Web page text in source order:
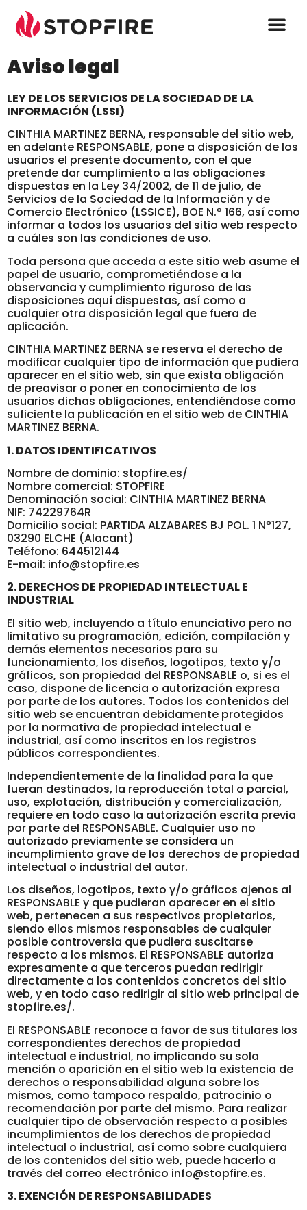
Aviso legal
LEY DE LOS SERVICIOS DE LA SOCIEDAD DE LA
INFORMACIÓN (LSSI)
CINTHIA MARTINEZ BERNA, responsable del sitio web,
en adelante RESPONSABLE, pone a disposición de los
usuarios el presente documento, con el que
pretende dar cumplimiento a las obligaciones
dispuestas en la Ley 34/2002, de 11 de julio, de
Servicios de la Sociedad de la Información y de
Comercio Electrónico (LSSICE), BOE N.º 166, así como
informar a todos los usuarios del sitio web respecto
a cuáles son las condiciones de uso.
Toda persona que acceda a este sitio web asume el
papel de usuario, comprometiéndose a la
observancia y cumplimiento riguroso de las
disposiciones aquí dispuestas, así como a
cualquier otra disposición legal que fuera de
aplicación.
CINTHIA MARTINEZ BERNA se reserva el derecho de
modificar cualquier tipo de información que pudiera
aparecer en el sitio web, sin que exista obligación
de preavisar o poner en conocimiento de los
usuarios dichas obligaciones, entendiéndose como
suficiente la publicación en el sitio web de CINTHIA
MARTINEZ BERNA.
1. DATOS IDENTIFICATIVOS
Nombre de dominio: stopfire.es/
Nombre comercial: STOPFIRE
Denominación social: CINTHIA MARTINEZ BERNA
NIF: 74229764R
Domicilio social: PARTIDA ALZABARES BJ POL. 1 Nº127,
03290 ELCHE (Alacant)
Teléfono: 644512144
E-mail: info@stopfire.es
2. DERECHOS DE PROPIEDAD INTELECTUAL E
INDUSTRIAL
El sitio web, incluyendo a título enunciativo pero no
limitativo su programación, edición, compilación y
demás elementos necesarios para su
funcionamiento, los diseños, logotipos, texto y/o
gráficos, son propiedad del RESPONSABLE o, si es el
caso, dispone de licencia o autorización expresa
por parte de los autores. Todos los contenidos del
sitio web se encuentran debidamente protegidos
por la normativa de propiedad intelectual e
industrial, así como inscritos en los registros
públicos correspondientes.
Independientemente de la finalidad para la que
fueran destinados, la reproducción total o parcial,
uso, explotación, distribución y comercialización,
requiere en todo caso la autorización escrita previa
por parte del RESPONSABLE. Cualquier uso no
autorizado previamente se considera un
incumplimiento grave de los derechos de propiedad
intelectual o industrial del autor.
Los diseños, logotipos, texto y/o gráficos ajenos al
RESPONSABLE y que pudieran aparecer en el sitio
web, pertenecen a sus respectivos propietarios,
siendo ellos mismos responsables de cualquier
posible controversia que pudiera suscitarse
respecto a los mismos. El RESPONSABLE autoriza
expresamente a que terceros puedan redirigir
directamente a los contenidos concretos del sitio
web, y en todo caso redirigir al sitio web principal de
stopfire.es/.
El RESPONSABLE reconoce a favor de sus titulares los
correspondientes derechos de propiedad
intelectual e industrial, no implicando su sola
mención o aparición en el sitio web la existencia de
derechos o responsabilidad alguna sobre los
mismos, como tampoco respaldo, patrocinio o
recomendación por parte del mismo. Para realizar
cualquier tipo de observación respecto a posibles
incumplimientos de los derechos de propiedad
intelectual o industrial, así como sobre cualquiera
de los contenidos del sitio web, puede hacerlo a
través del correo electrónico info@stopfire.es.
3. EXENCIÓN DE RESPONSABILIDADES